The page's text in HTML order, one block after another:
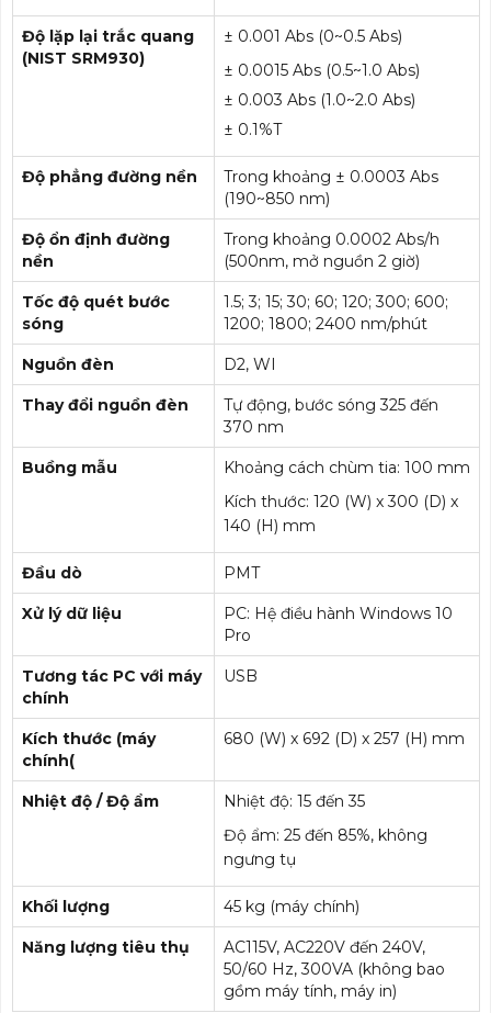
Độ lặp lại trắc quang
(NIST SRM930)
± 0.001 Abs (0~0.5 Abs)
± 0.0015 Abs (0.5~1.0 Abs)
± 0.003 Abs (1.0~2.0 Abs)
± 0.1%T
Độ phẳng đường nền
Trong khoảng ± 0.0003 Abs
(190~850 nm)
Độ ổn định đường
nền
Trong khoảng 0.0002 Abs/h
(500nm, mở nguồn 2 giờ)
Tốc độ quét bước
sóng
1.5; 3; 15; 30; 60; 120; 300; 600;
1200; 1800; 2400 nm/phút
Nguồn đèn D2, WI
Thay đổi nguồn đèn
Tự động, bước sóng 325 đến
370 nm
Buồng mẫu
Khoảng cách chùm tia: 100 mm
Kích thước: 120 (W) x 300 (D) x
140 (H) mm
Đầu dò PMT
Xử lý dữ liệu
PC: Hệ điều hành Windows 10
Pro
Tương tác PC với máy
chính
USB
Kích thước (máy
chính(
680 (W) x 692 (D) x 257 (H) mm
Nhiệt độ / Độ ẩm
Nhiệt độ: 15 đến 35
Độ ẩm: 25 đến 85%, không
ngưng tụ
Khối lượng 45 kg (máy chính)
Năng lượng tiêu thụ
AC115V, AC220V đến 240V,
50/60 Hz, 300VA (không bao
gồm máy tính, máy in)